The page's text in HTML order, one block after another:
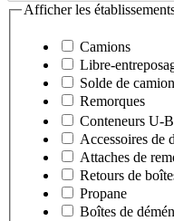
Afficher les
Camions
Libre-
Solde de
Remorques
Conteneurs U-
Accessoires de
Attaches de
Retours de
Propane
Boîtes de